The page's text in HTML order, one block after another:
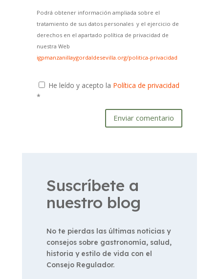
Podrá obtener información ampliada sobre el
tratamiento de sus datos personales y el ejercicio de
derechos en el apartado política de privacidad de
nuestra Web
igpmanzanillaygordaldesevilla.org/politica-privacidad
He leído y acepto la Política de privacidad
*
Enviar comentario
Suscríbete a
nuestro blog
No te pierdas las últimas noticias y
consejos sobre gastronomía, salud,
historia y estilo de vida con el
Consejo Regulador.